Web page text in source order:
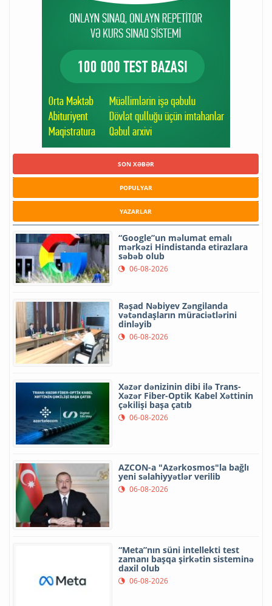
SON XƏBƏR
POPULYAR
YAZARLAR
“Google”un məlumat emalı
mərkəzi Hindistanda etirazlara
səbəb olub
06-08-2026
Rəşad Nəbiyev Zəngilanda
vətəndaşların müraciətlərini
dinləyib
06-08-2026
Xəzər dənizinin dibi ilə Trans-
Xəzər Fiber-Optik Kabel Xəttinin
çəkilişi başa çatıb
06-08-2026
AZCON-a "Azərkosmos"la bağlı
yeni səlahiyyətlər verilib
06-08-2026
“Meta”nın süni intellekti test
zamanı başqa şirkətin sisteminə
daxil olub
06-08-2026